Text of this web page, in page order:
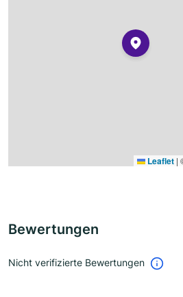
Leaflet |
Bewertungen
Nicht verifizierte Bewertungen